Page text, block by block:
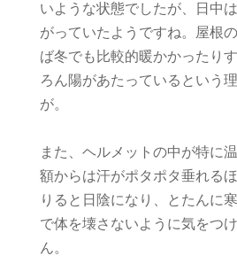
いような状態でしたが、日中
がっていたようですね。屋根
ば冬でも比較的暖かかったり
ろん陽があたっているという
が。
また、ヘルメットの中が特に
額からは汗がポタポタ垂れる
りると日陰になり、とたんに
で体を壊さないように気をつ
ん。